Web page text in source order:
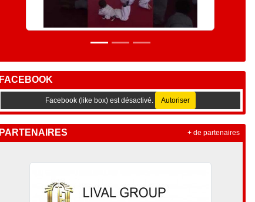
FACEBOOK
Facebook (like box) est désactivé. Autoriser
PARTENAIRES + de partenaires